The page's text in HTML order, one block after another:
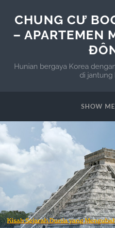
CHUNG CƯ
– APARTEMEN
Hunian bergaya Korea
di jantung
SHOW